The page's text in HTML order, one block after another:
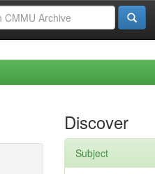
Discover
Subject